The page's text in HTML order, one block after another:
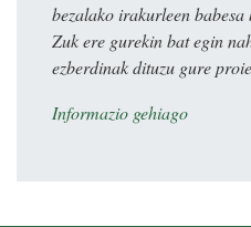
bezalako irakurleen
Zuk ere gurekin bat egin
ezberdinak dituzu gure
Informazio gehiago